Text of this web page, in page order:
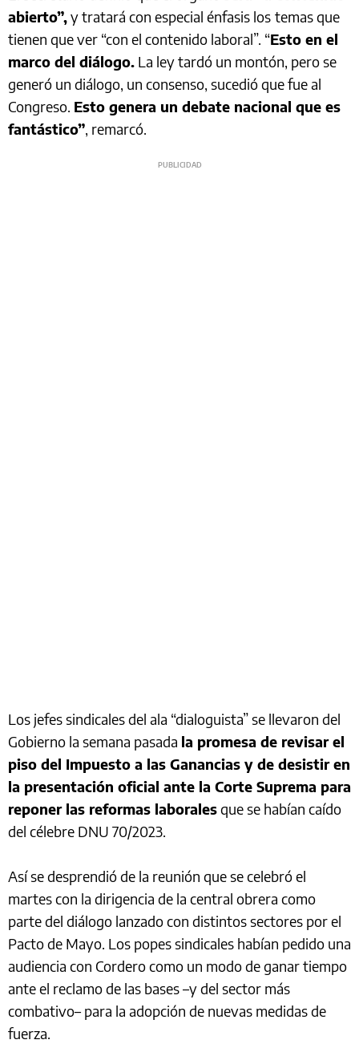
abierto”,y tratará con especial énfasis los temas que
tienen que ver “con el contenido laboral”. “Esto en el
marco del diálogo. La ley tardó un montón, pero se
generó un diálogo, un consenso, sucedió que fue al
Congreso. Esto genera un debate nacional que es
fantástico”, remarcó.
Los jefes sindicales del ala “dialoguista” se llevaron del
Gobierno la semana pasada la promesa de revisar el
piso del Impuesto a las Ganancias y de desistir en
la presentación oficial ante la Corte Suprema para
reponer las reformas laboralesque se habían caído
del célebre DNU 70/2023.
Así se desprendió de la reunión que se celebró el
martes con la dirigencia de la central obrera como
parte del diálogo lanzado con distintos sectores por el
Pacto de Mayo. Los popes sindicales habían pedido una
audiencia con Cordero como un modo de ganar tiempo
ante el reclamo de las bases –y del sector más
combativo– para la adopción de nuevas medidas de
fuerza.